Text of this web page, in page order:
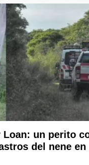
un perito
del nene